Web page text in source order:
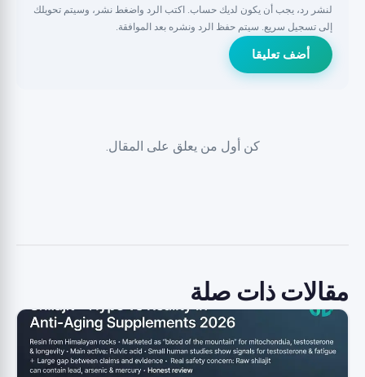
لنشر رد، يجب أن يكون لديك حساب. اكتب الرد واضغط نشر، وسيتم تحويلك
إلى تسجيل سريع. سيتم حفظ الرد ونشره بعد الموافقة.
أضف تعليقا
كن أول من يعلق على المقال.
مقالات ذات صلة